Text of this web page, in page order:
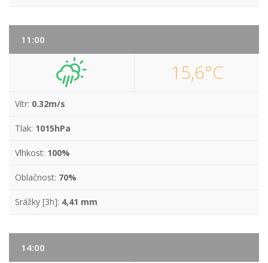
11:00
15,6°C
Vítr: 0.32m/s
Tlak: 1015hPa
Vlhkost: 100%
Oblačnost: 70%
Srážky [3h]: 4,41 mm
14:00